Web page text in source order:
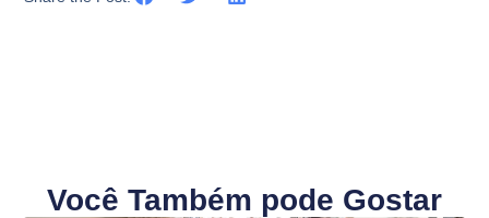
Você Também pode Gostar